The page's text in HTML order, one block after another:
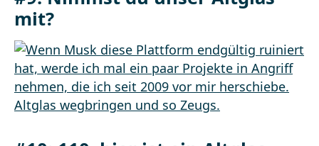
mit?